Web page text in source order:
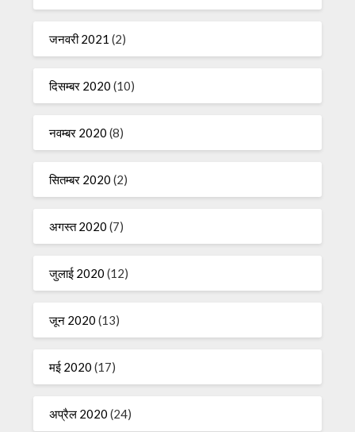
जनवरी 2021 (2)
दिसम्बर 2020 (10)
नवम्बर 2020 (8)
सितम्बर 2020 (2)
अगस्त 2020 (7)
जुलाई 2020 (12)
जून 2020 (13)
मई 2020 (17)
अप्रैल 2020 (24)